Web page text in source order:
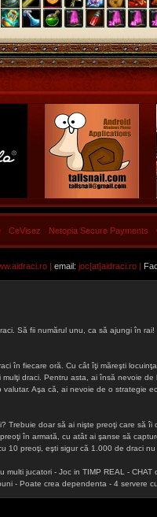
CeVisez Netopia Secure Payments
| email: joc[at]aidraci.ro |
Să fii numărul unu, ca să ajungi în
în fiecare oră. Cu cât îţi măreşti
draci. Pentru asta, ai însă nevoie
Aşa că, ai nevoie de o strategie
Trebuie doar să ai nişte preoţi care să
în armată, cu atât ai şanse să
10 preoţi, eşti sigur că 1.000 de draci
multi jucatori - Joc in TIMP REAL -
- Poate crea dependenta - 4 servere